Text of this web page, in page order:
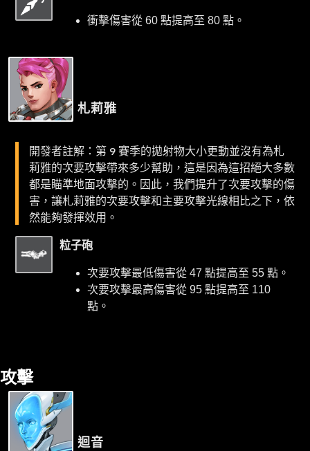
衝擊傷害從 60 點提高至 80 點。
札莉雅
開發者註解：第 9 賽季的拋射物大小更動並沒有為札
莉雅的次要攻擊帶來多少幫助，這是因為這招絕大多數
都是瞄準地面攻擊的。因此，我們提升了次要攻擊的傷
害，讓札莉雅的次要攻擊和主要攻擊光線相比之下，依
然能夠發揮效用。
粒子砲
次要攻擊最低傷害從 47 點提高至 55 點。
次要攻擊最高傷害從 95 點提高至 110
點。
攻擊
迴音